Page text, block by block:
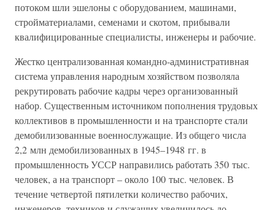
потоком шли эшелоны с оборудованием, машинами,
стройматериалами, семенами и скотом, прибывали
квалифицированные специалисты, инженеры и рабочие.
Жестко централизованная командно-административная
система управления народным хозяйством позволяла
рекрутировать рабочие кадры через организованный
набор. Существенным источником пополнения трудовых
коллективов в промышленности и на транспорте стали
демобилизованные военнослужащие. Из общего числа
2,2 млн демобилизованных в 1945–1948 гг. в
промышленность УССР направились работать 350 тыс.
человек, а на транспорт – около 100 тыс. человек. В
течение четвертой пятилетки количество рабочих,